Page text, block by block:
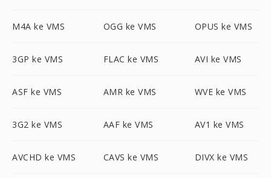
M4A ke VMS OGG ke VMS OPUS ke VMS
3GP ke VMS FLAC ke VMS AVI ke VMS
ASF ke VMS AMR ke VMS WVE ke VMS
3G2 ke VMS AAF ke VMS AV1 ke VMS
AVCHD ke VMS CAVS ke VMS DIVX ke VMS